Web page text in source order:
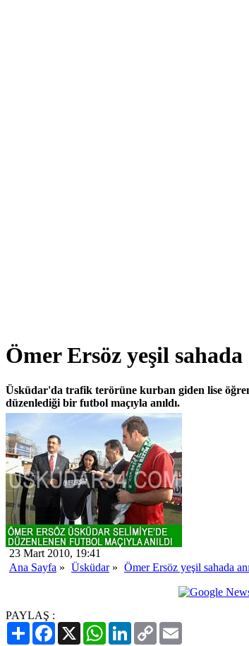
Ömer Ersöz yeşil sahada
Üsküdar'da trafik terörüne kurban giden lise
düzenlediği bir futbol maçıyla anıldı.
23 Mart 2010, 19:41
Ana Sayfa » Üsküdar» Ömer Ersöz yeşil sahada
PAYLAŞ :
PaylaşFacebook
X WhatsAppLinkedIn
Copy
Link